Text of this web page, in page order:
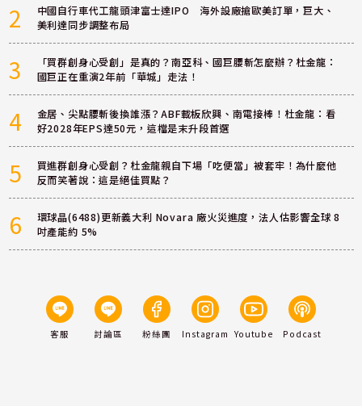
2
中國自行車代工龍頭津富士達IPO 海外設廠搶歐美訂單，巨大、
美利達同步調整布局
3
「買群創身心受創」是真的？南亞科、國巨腰斬怎麼辦？杜金龍：
國巨正在重演2年前「華城」走法！
4
金居、尖點腰斬後換誰漲？ABF載板欣興、南電接棒！杜金龍：看
好2028年EPS達50元，這檔是末升段首選
5
買進群創身心受創？杜金龍親自下場「吃便當」被套牢！為什麼他
反而笑著說：這是絕佳買點？
6
環球晶(6488)更新義大利 Novara 廠火災進度，法人估影響全球 8
吋產能約 5%
客服 討論區 粉絲團 Instagram Youtube Podcast